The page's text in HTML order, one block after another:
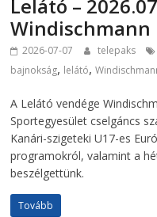
Lelátó –
Windischmann
2026-07-07 telepaks
bajnokság, lelátó,
A Lelátó vendége
Sportegyesület cselgáncs
Kanári-szigeteki U17-es
programokról, valamint a
beszélgettünk.
Tovább